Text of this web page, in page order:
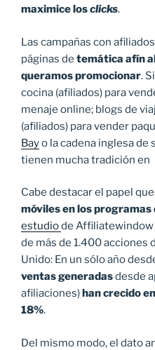
maximice losclicks.
Las campañas con
páginas de temática afín
queramos promocionar.
cocina (afiliados) para
menaje online; blogs de
(afiliados) para vender
Bayo la cadena inglesa de
tienen mucha tradición en
Cabe destacar el papel
móvilesen los programas
estudiode Affiliatewindow
de más de 1.400 acciones
Unido: En un sólo año
ventas generadasdesde
afiliaciones)han crecido
18%.
Del mismo modo, el dato